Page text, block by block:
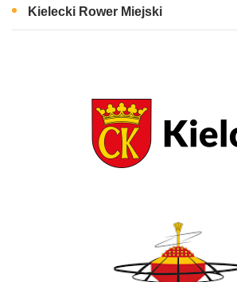
Kielecki Rower Miejski